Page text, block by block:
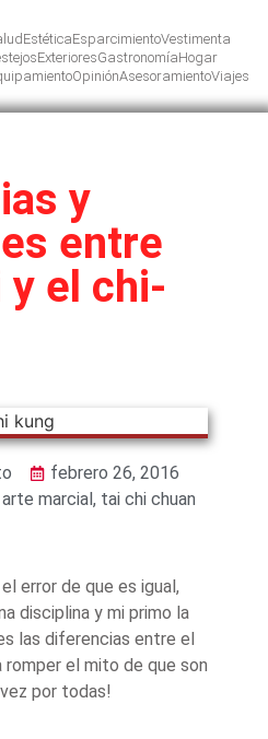
EstéticaEsparcimientoVestimenta
ExterioresGastronomíaHogar
OpiniónAsesoramientoViajes
y
entre
el chi-
febrero 26, 2016
arte marcial, tai chi chuan
error de que es igual,
disciplina y mi primo la
las diferencias entre el
romper el mito de que son
por todas!